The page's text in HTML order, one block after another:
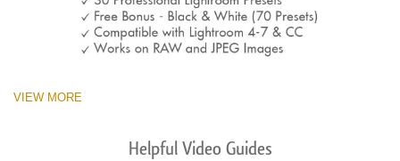
VIEW MORE
Helpful Video Guides